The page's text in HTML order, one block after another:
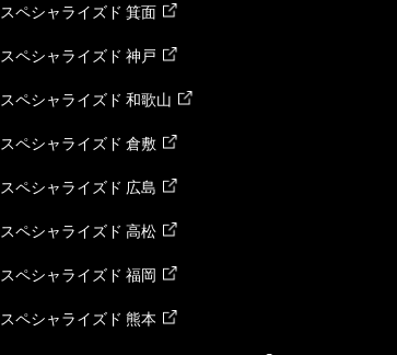
スペシャライズド 箕面
スペシャライズド 神戸
スペシャライズド 和歌山
スペシャライズド 倉敷
スペシャライズド 広島
スペシャライズド 高松
スペシャライズド 福岡
スペシャライズド 熊本